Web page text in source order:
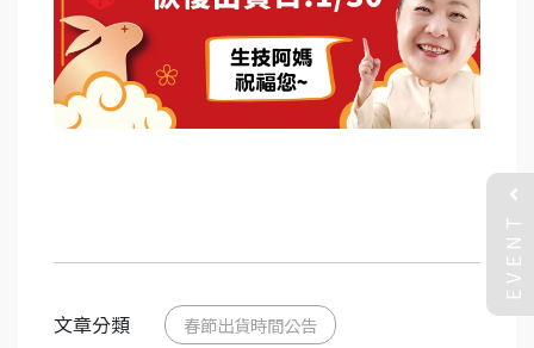
文章分類 春節出貨時間公告
EVENT